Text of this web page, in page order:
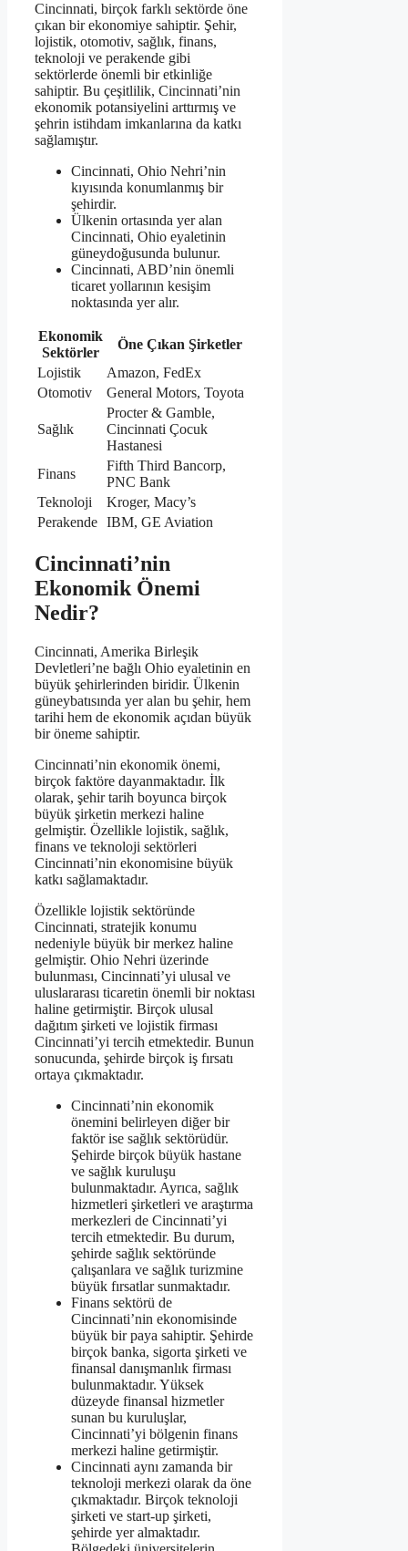
Cincinnati, birçok farklı sektörde öne
çıkan bir ekonomiye sahiptir. Şehir,
lojistik, otomotiv, sağlık, finans,
teknoloji ve perakende gibi
sektörlerde önemli bir etkinliğe
sahiptir. Bu çeşitlilik, Cincinnati’nin
ekonomik potansiyelini arttırmış ve
şehrin istihdam imkanlarına da katkı
sağlamıştır.
Cincinnati, Ohio Nehri’nin
kıyısında konumlanmış bir
şehirdir.
Ülkenin ortasında yer alan
Cincinnati, Ohio eyaletinin
güneydoğusunda bulunur.
Cincinnati, ABD’nin önemli
ticaret yollarının kesişim
noktasında yer alır.
Ekonomik
Sektörler
Öne Çıkan Şirketler
Lojistik
Amazon, FedEx
Otomotiv
General Motors, Toyota
Sağlık
Procter & Gamble,
Cincinnati Çocuk
Hastanesi
Finans
Fifth Third Bancorp,
PNC Bank
Teknoloji
Kroger, Macy’s
Perakende IBM, GE Aviation
Cincinnati’nin
Ekonomik Önemi
Nedir?
Cincinnati, Amerika Birleşik
Devletleri’ne bağlı Ohio eyaletinin en
büyük şehirlerinden biridir. Ülkenin
güneybatısında yer alan bu şehir, hem
tarihi hem de ekonomik açıdan büyük
bir öneme sahiptir.
Cincinnati’nin ekonomik önemi,
birçok faktöre dayanmaktadır. İlk
olarak, şehir tarih boyunca birçok
büyük şirketin merkezi haline
gelmiştir. Özellikle lojistik, sağlık,
finans ve teknoloji sektörleri
Cincinnati’nin ekonomisine büyük
katkı sağlamaktadır.
Özellikle lojistik sektöründe
Cincinnati, stratejik konumu
nedeniyle büyük bir merkez haline
gelmiştir. Ohio Nehri üzerinde
bulunması, Cincinnati’yi ulusal ve
uluslararası ticaretin önemli bir noktası
haline getirmiştir. Birçok ulusal
dağıtım şirketi ve lojistik firması
Cincinnati’yi tercih etmektedir. Bunun
sonucunda, şehirde birçok iş fırsatı
ortaya çıkmaktadır.
Cincinnati’nin ekonomik
önemini belirleyen diğer bir
faktör ise sağlık sektörüdür.
Şehirde birçok büyük hastane
ve sağlık kuruluşu
bulunmaktadır. Ayrıca, sağlık
hizmetleri şirketleri ve araştırma
merkezleri de Cincinnati’yi
tercih etmektedir. Bu durum,
şehirde sağlık sektöründe
çalışanlara ve sağlık turizmine
büyük fırsatlar sunmaktadır.
Finans sektörü de
Cincinnati’nin ekonomisinde
büyük bir paya sahiptir. Şehirde
birçok banka, sigorta şirketi ve
finansal danışmanlık firması
bulunmaktadır. Yüksek
düzeyde finansal hizmetler
sunan bu kuruluşlar,
Cincinnati’yi bölgenin finans
merkezi haline getirmiştir.
Cincinnati aynı zamanda bir
teknoloji merkezi olarak da öne
çıkmaktadır. Birçok teknoloji
şirketi ve start-up şirketi,
şehirde yer almaktadır.